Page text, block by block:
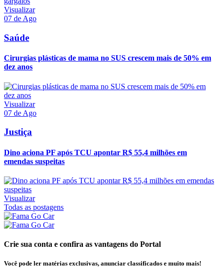
Visualizar
07 de Ago
Saúde
Cirurgias plásticas de mama no SUS crescem mais de 50% em
dez anos
Visualizar
07 de Ago
Justiça
Dino aciona PF após TCU apontar R$ 55,4 milhões em
emendas suspeitas
Visualizar
Todas as postagens
Crie sua conta e confira as vantagens do Portal
Você pode ler matérias exclusivas, anunciar classificados e muito mais!